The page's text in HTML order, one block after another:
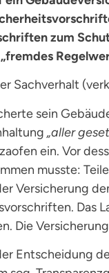
zum
Sachverhalt
sein
„aller
ein. Vor
musste:
Versicherung
Das
Die
Entscheidung